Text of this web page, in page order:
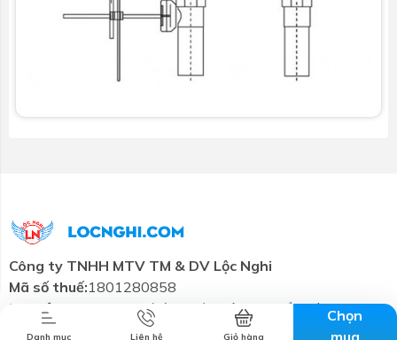
tiết
kiệm
Thương hiệu Liên hệ
Danh mục Liên hệ Giỏ hàng
Chọn
mua
Công ty TNHH MTV TM & DV Lộc Nghi
Mã số thuế:1801280858
Trụ sở chính:
57-59 đường 3/2, Tân An, Cần Thơ
Email:cskh@locnghi.com